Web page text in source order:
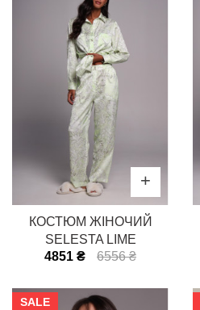
КОСТЮМ ЖІНОЧИЙ
SELESTA LIME
4851 ₴
6556 ₴
SALE